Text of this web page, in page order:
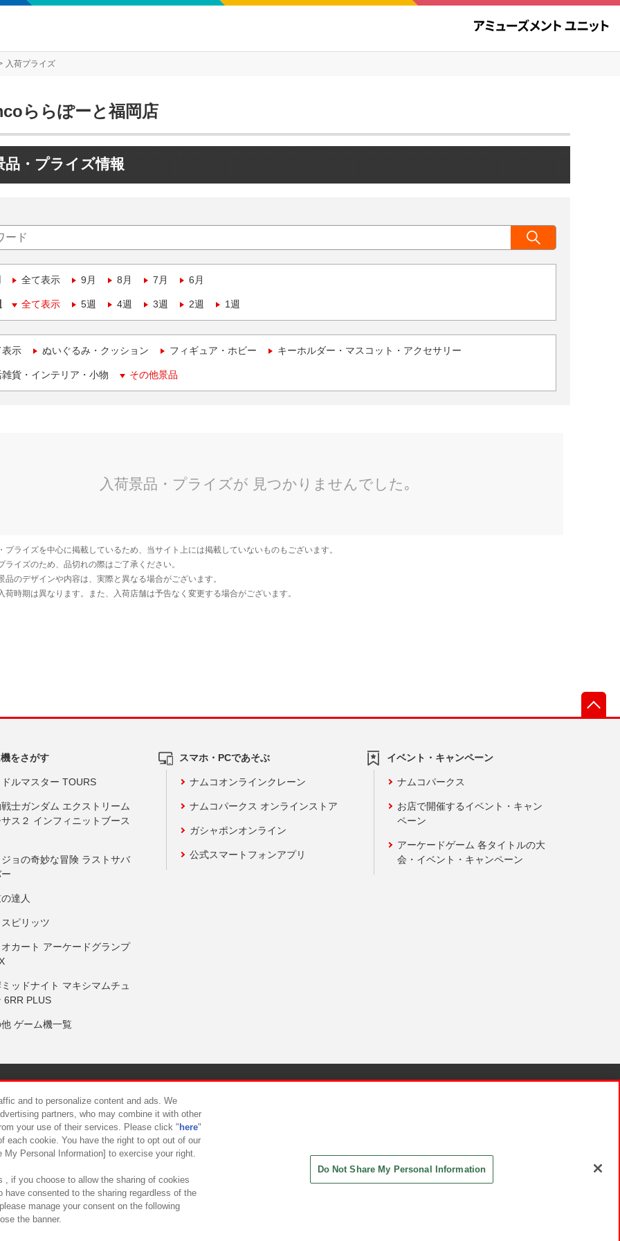
入荷プライズ
ららぽーと福岡店
品・プライズ情報
全て表示 9月 8月 7月 6月
全て表示 5週 4週 3週 2週 1週
表示 ぬいぐるみ・クッション フィギュア・ホビー キーホルダー・マスコット・アクセサリー
貨・インテリア・小物 その他景品
をさがす
ルマスター TOURS
士ガンダム エクストリーム
ス２ インフィニットブース
ョの奇妙な冒険 ラストサバ
達人
ピリッツ
カート アーケードグランプ
ッドナイト マキシマムチュ
6RR PLUS
ゲーム機一覧
スマホ・PCであそぶ
ナムコオンラインクレーン
ナムコパークス オンラインストア
ガシャポンオンライン
公式スマートフォンアプリ
イベント・キャンペーン
ナムコパークス
お店で開催するイベント・キャン
ペーン
アーケードゲーム 各タイトルの大
会・イベント・キャンペーン
について カスタマーハラスメント対応方針
and to personalize content and ads. We
partners, who may combine it with other
your use of their services. Please click " here"
each cookie. You have the right to opt out of our
Personal Information] to exercise your right.
, if you choose to allow the sharing of cookies
have consented to the sharing regardless of the
manage your consent on the following
the banner.
Do Not Share My Personal Information